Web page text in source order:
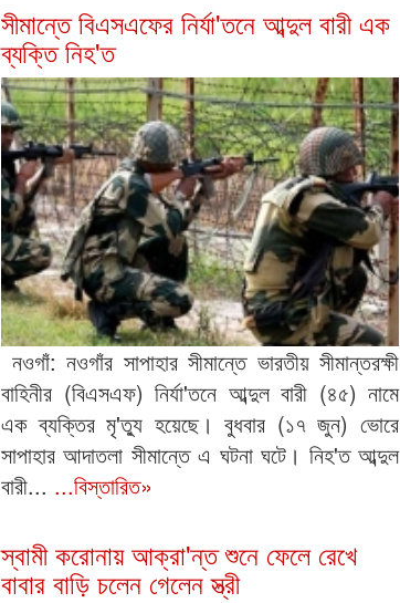
সীমান্তে বিএসএফের নির্যা'তনে আব্দুল বারী এক
ব্যক্তি নিহ'ত
নওগাঁ: নওগাঁর সাপাহার সীমান্তে ভারতীয় সীমান্তরক্ষী
বাহিনীর (বিএসএফ) নির্যা'তনে আব্দুল বারী (৪৫) নামে
এক ব্যক্তির মৃ'ত্যু হয়েছে। বুধবার (১৭ জুন) ভোরে
সাপাহার আদাতলা সীমান্তে এ ঘটনা ঘটে। নিহ'ত আব্দুল
বারী... ...বিস্তারিত»
স্বামী করোনায় আক্রা'ন্ত শুনে ফেলে রেখে
বাবার বাড়ি চলেন গেলেন স্ত্রী